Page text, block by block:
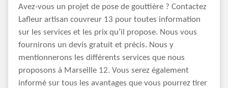
Avez-vous un projet de pose de gouttière ? Contactez
Lafleur artisan couvreur 13 pour toutes information
sur les services et les prix qu’il propose. Nous vous
fournirons un devis gratuit et précis. Nous y
mentionnerons les différents services que nous
proposons à Marseille 12. Vous serez également
informé sur tous les avantages que vous pourrez tirer